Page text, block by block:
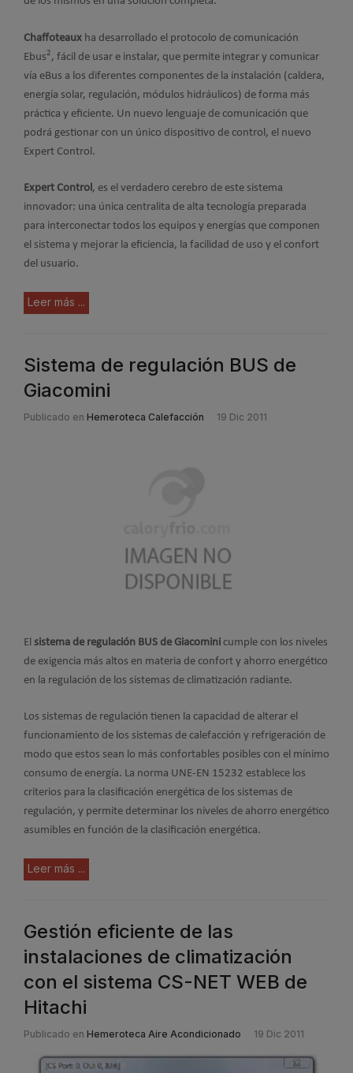
Chaffoteaux ha desarrollado el protocolo de comunicación
Ebus2, fácil de usar e instalar, que permite integrar y comunicar
vía eBus a los diferentes componentes de la instalación (caldera,
energía solar, regulación, módulos hidráulicos) de forma más
práctica y eficiente. Un nuevo lenguaje de comunicación que
podrá gestionar con un único dispositivo de control, el nuevo
Expert Control.
Expert Control, es el verdadero cerebro de este sistema
innovador: una única centralita de alta tecnología preparada
para interconectar todos los equipos y energías que componen
el sistema y mejorar la eficiencia, la facilidad de uso y el confort
del usuario.
Leer más ...
Sistema de regulación BUS de
Giacomini
Publicado en Hemeroteca Calefacción 19 Dic 2011
El sistema de regulación BUS de Giacomini cumple con los niveles
de exigencia más altos en materia de confort y ahorro energético
en la regulación de los sistemas de climatización radiante.
Los sistemas de regulación tienen la capacidad de alterar el
funcionamiento de los sistemas de calefacción y refrigeración de
modo que estos sean lo más confortables posibles con el mínimo
consumo de energía. La norma UNE-EN 15232 establece los
criterios para la clasificación energética de los sistemas de
regulación, y permite determinar los niveles de ahorro energético
asumibles en función de la clasificación energética.
Leer más ...
Gestión eficiente de las
instalaciones de climatización
con el sistema CS-NET WEB de
Hitachi
Publicado en Hemeroteca Aire Acondicionado 19 Dic 2011